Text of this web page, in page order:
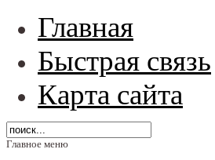
Главная
Быстрая связь
Карта сайта
Главное меню